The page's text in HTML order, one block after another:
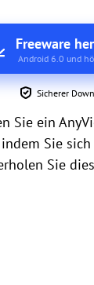
Freeware
Android 6.0 und
Sicherer
Sie ein
indem Sie
Sie